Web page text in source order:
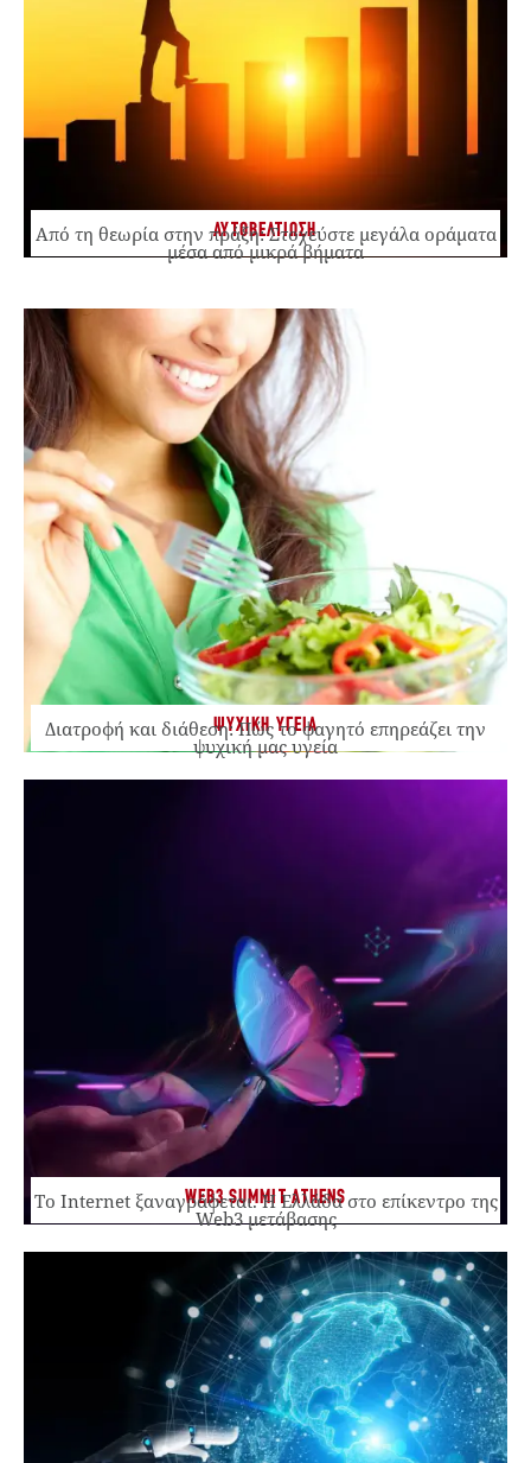
ΑΥΤΟΒΕΛΤΙΩΣΗ
Από τη θεωρία στην πράξη: Στοχεύστε μεγάλα οράματα
μέσα από μικρά βήματα
ΨΥΧΙΚΗ ΥΓΕΙΑ
Διατροφή και διάθεση: Πώς το φαγητό επηρεάζει την
ψυχική μας υγεία
WEB3 SUMMIT ATHENS
Το Internet ξαναγράφεται. Η Ελλάδα στο επίκεντρο της
Web3 μετάβασης